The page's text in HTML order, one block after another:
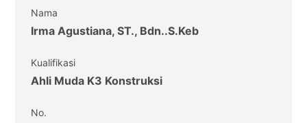
Nama
Irma Agustiana, ST., Bdn..S.Keb
Kualifikasi
Ahli Muda K3 Konstruksi
No.